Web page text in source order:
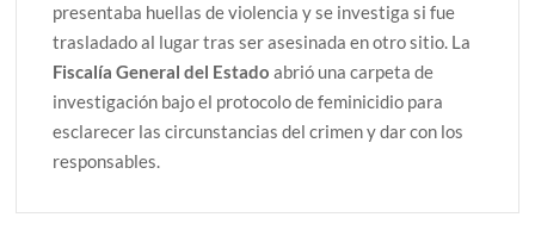
presentaba huellas de violencia y se investiga si fue
trasladado al lugar tras ser asesinada en otro sitio. La
Fiscalía General del Estado abrió una carpeta de
investigación bajo el protocolo de feminicidio para
esclarecer las circunstancias del crimen y dar con los
responsables.